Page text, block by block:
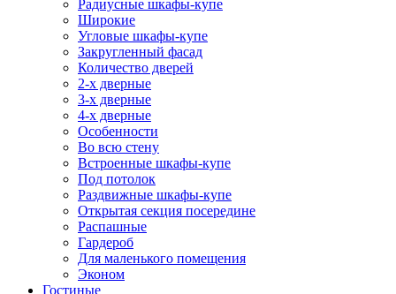
Радиусные шкафы-купе
Широкие
Угловые шкафы-купе
Закругленный фасад
Количество дверей
2-х дверные
3-х дверные
4-х дверные
Особенности
Во всю стену
Встроенные шкафы-купе
Под потолок
Раздвижные шкафы-купе
Открытая секция посередине
Распашные
Гардероб
Для маленького помещения
Эконом
Гостиные